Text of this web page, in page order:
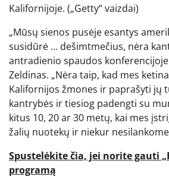
Kalifornijoje. („Getty“ vaizdai)
„Mūsų sienos pusėje esantys
susidūrė … dešimtmečius, nėra
antradienio spaudos konferencijoje
Zeldinas. „Nėra taip, kad mes
Kalifornijos žmones ir paprašyti jų
kantrybės ir tiesiog padengti su
kitus 10, 20 ar 30 metų, kai mes
žalių nuotekų ir niekur
Spustelėkite čia, jei norite gauti
programą